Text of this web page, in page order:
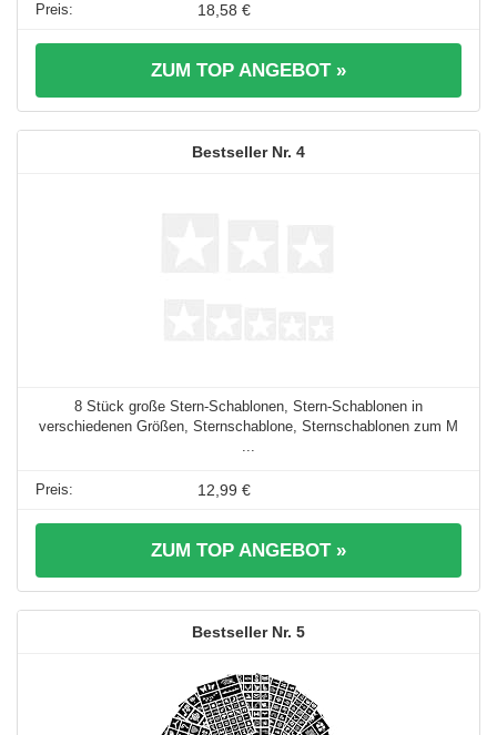
18,58 €
ZUM TOP ANGEBOT »
4
8 Stück große Stern-Schablonen, Stern-Schablonen in
verschiedenen Größen, Sternschablone, Sternschablonen zum M
...
12,99 €
ZUM TOP ANGEBOT »
5